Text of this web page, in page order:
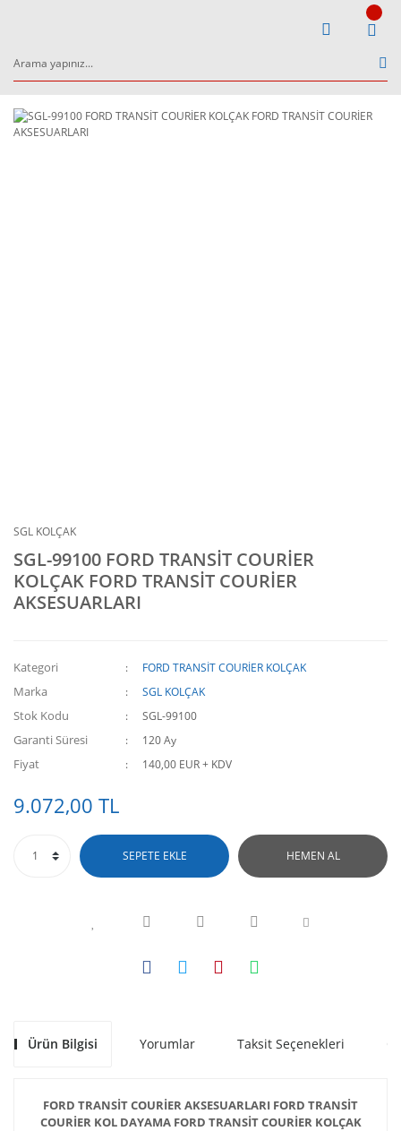
SGL KOLÇAK
SGL-99100 FORD TRANSİT COURİER
KOLÇAK FORD TRANSİT COURİER
AKSESUARLARI
Kategori FORD TRANSİT COURİER KOLÇAK
Marka SGL KOLÇAK
Stok Kodu SGL-99100
Garanti Süresi 120 Ay
Fiyat 140,00 EUR + KDV
9.072,00 TL
SEPETE EKLE HEMEN AL
Ürün Bilgisi Yorumlar Taksit Seçenekleri
FORD TRANSİT COURİERAKSESUARLARI FORD TRANSİT
COURİER KOL DAYAMA FORD TRANSİT COURİERKOLÇAK